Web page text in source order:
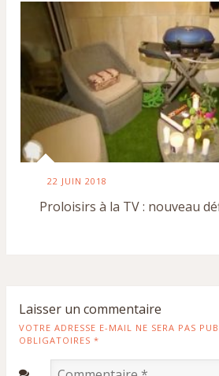
22 JUIN 2018
Proloisirs à la TV : nouveau
Laisser un commentaire
VOTRE ADRESSE E-MAIL NE SERA PAS
OBLIGATOIRES *
Commentaire